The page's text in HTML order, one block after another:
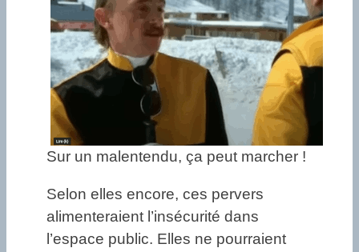
Sur un malentendu, ça peut marcher !
Selon elles encore, ces pervers
alimenteraient l’insécurité dans
l’espace public. Elles ne pourraient